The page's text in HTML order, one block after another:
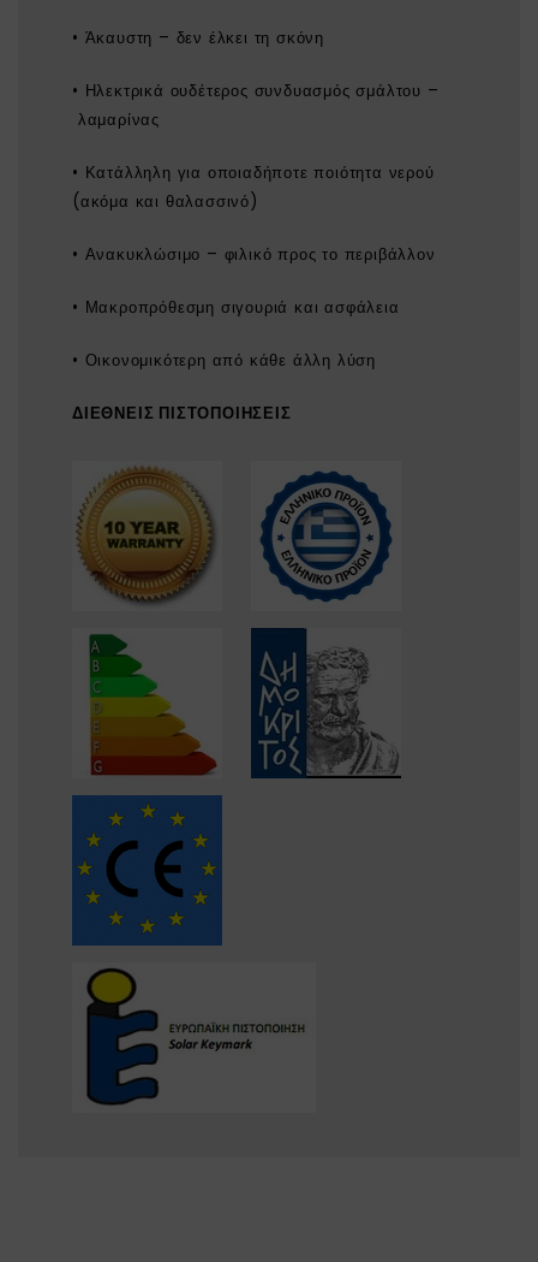
• Άκαυστη – δεν έλκει τη σκόνη
• Ηλεκτρικά ουδέτερος συνδυασμός σμάλτου –
λαμαρίνας
• Κατάλληλη για οποιαδήποτε ποιότητα νερού
(ακόμα και θαλασσινό)
• Ανακυκλώσιμο – φιλικό προς το περιβάλλον
• Μακροπρόθεσμη σιγουριά και ασφάλεια
• Οικονομικότερη από κάθε άλλη λύση
ΔΙΕΘΝΕΙΣ ΠΙΣΤΟΠΟΙΗΣΕΙΣ